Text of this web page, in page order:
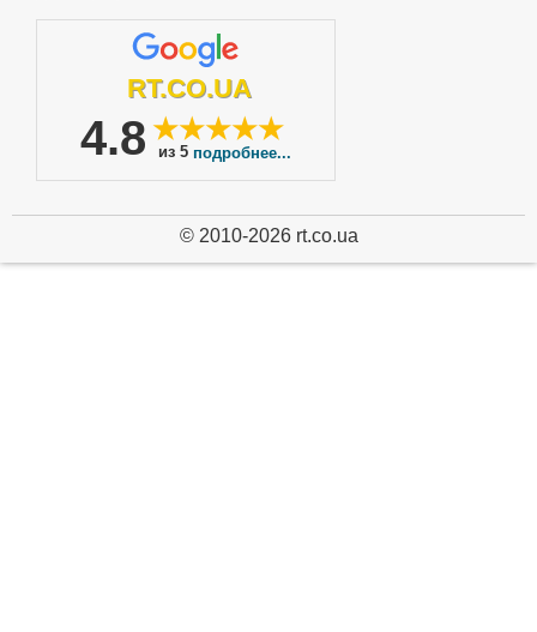
RT.CO.UA
4.8 ★★★★★
из 5 подробнее...
© 2010-2026 rt.co.ua